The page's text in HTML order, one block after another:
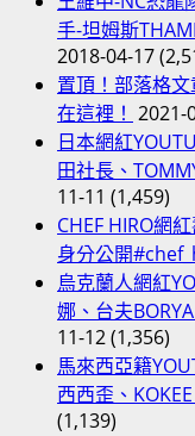
日
語
歌
曲
演
唱
手-坦姆斯
2018-04-17
置頂！部落格
在這裡！ 2021-
日本網紅
田社長、
11-11 (1,459)
CHEF HIRO網
身分公開
烏克蘭人網紅
娜、台夫
11-12(1,356)
馬來西亞籍
西西歪、
(1,139)